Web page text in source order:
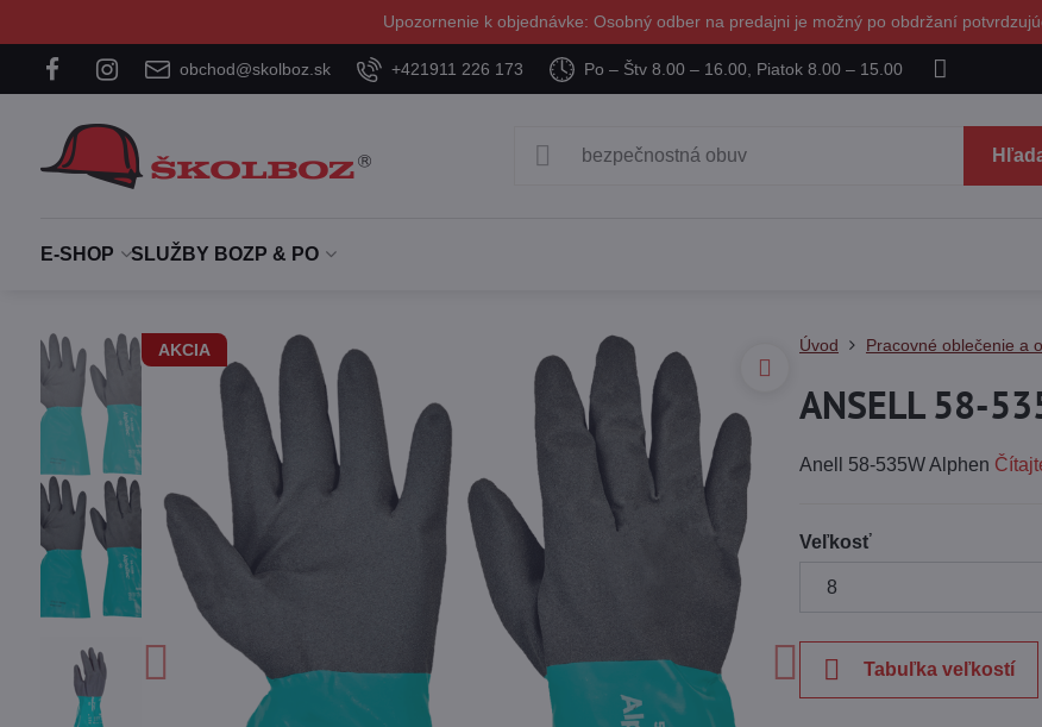
Upozornenie k objednávke: Osobný odber na predajni je možný po obdržaní
obchod@skolboz.sk +421911 226 173 Po – Štv 8.00 – 16.00, Piatok 8.00 – 15.00
E-SHOP SLUŽBY BOZP & PO
AKCIA Úvod Pracovné oblečenie a
ANSELL 58-
Anell 58-535W Alphen
Veľkosť
Tabuľka veľkostí